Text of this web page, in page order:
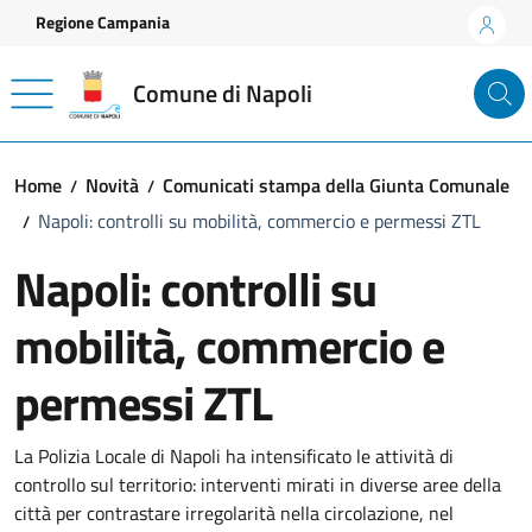
Vai ai contenuti
Vai al footer
Regione Campania
Comune di Napoli
Home Novità
Comunicati stampa della Giunta Comunale
Napoli: controlli su mobilità, commercio e permessi ZTL
Napoli: controlli su
mobilità, commercio e
permessi ZTL
Dettagli della notizia
La Polizia Locale di Napoli ha intensificato le attività di
controllo sul territorio: interventi mirati in diverse aree della
città per contrastare irregolarità nella circolazione, nel